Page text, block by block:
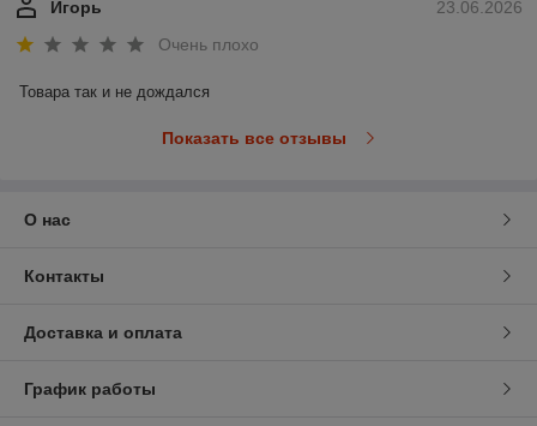
23.06.2026
Игорь
Очень плохо
Товара так и не дождался
Показать все отзывы
О нас
Контакты
Доставка и оплата
График работы